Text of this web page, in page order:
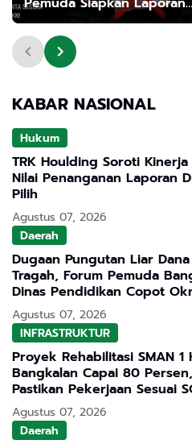
ke APH
KABAR NASIONAL
Hukum
TRK Houlding Soroti Kinerja
Nilai Penanganan Laporan
Pilih
Agustus 07, 2026
Daerah
Dugaan Pungutan Liar
Tragah, Forum Pemuda
Dinas Pendidikan Copot
Sekolah
Agustus 07, 2026
INFRASTRUKTUR
Proyek Rehabilitasi SMAN 1
Bangkalan Capai 80
Pastikan Pekerjaan Sesuai
Transparan
Agustus 07, 2026
Daerah